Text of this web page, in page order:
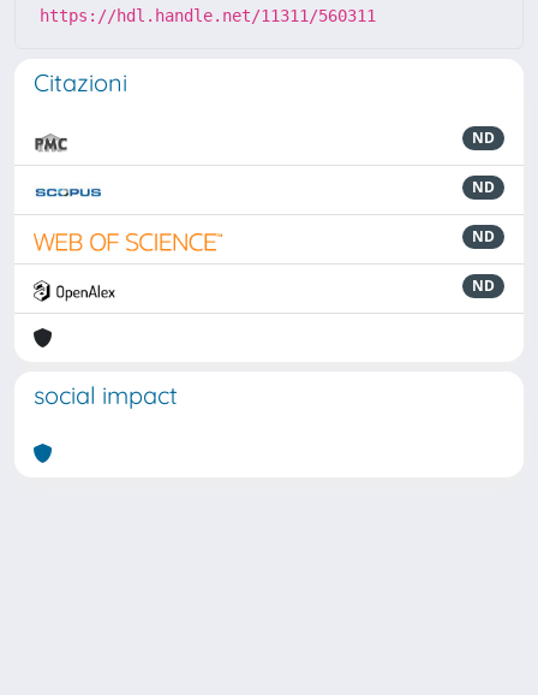
https://hdl.handle.net/11311/560311
Citazioni
ND
ND
ND
ND
social impact